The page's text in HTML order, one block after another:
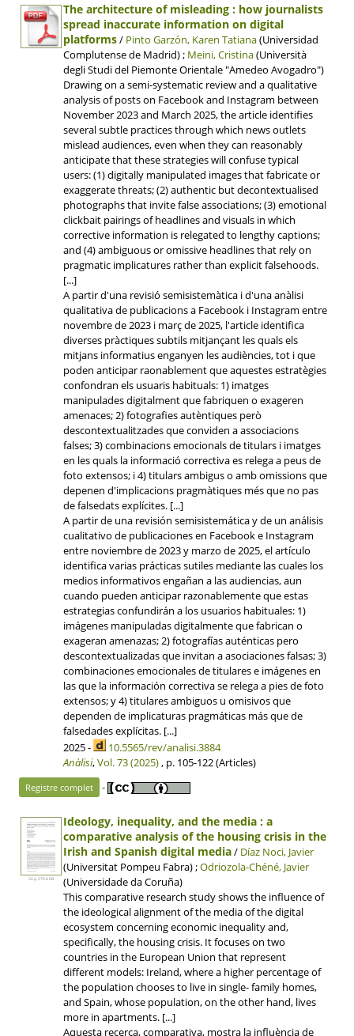
The architecture of misleading : how journalists
spread inaccurate information on digital
platforms/ Pinto Garzón, Karen Tatiana(Universidad
Complutense de Madrid) ; Meini, Cristina(Università
degli Studi del Piemonte Orientale "Amedeo Avogadro")
Drawing on a semi-systematic review and a qualitative
analysis of posts on Facebook and Instagram between
November 2023 and March 2025, the article identifies
several subtle practices through which news outlets
mislead audiences, even when they can reasonably
anticipate that these strategies will confuse typical
users: (1) digitally manipulated images that fabricate or
exaggerate threats; (2) authentic but decontextualised
photographs that invite false associations; (3) emotional
clickbait pairings of headlines and visuals in which
corrective information is relegated to lengthy captions;
and (4) ambiguous or omissive headlines that rely on
pragmatic implicatures rather than explicit falsehoods.
[...]
A partir d'una revisió semisistemàtica i d'una anàlisi
qualitativa de publicacions a Facebook i Instagram entre
novembre de 2023 i març de 2025, l'article identifica
diverses pràctiques subtils mitjançant les quals els
mitjans informatius enganyen les audiències, tot i que
poden anticipar raonablement que aquestes estratègies
confondran els usuaris habituals: 1) imatges
manipulades digitalment que fabriquen o exageren
amenaces; 2) fotografies autèntiques però
descontextualitzades que conviden a associacions
falses; 3) combinacions emocionals de titulars i imatges
en les quals la informació correctiva es relega a peus de
foto extensos; i 4) titulars ambigus o amb omissions que
depenen d'implicacions pragmàtiques més que no pas
de falsedats explícites. [...]
A partir de una revisión semisistemática y de un análisis
cualitativo de publicaciones en Facebook e Instagram
entre noviembre de 2023 y marzo de 2025, el artículo
identifica varias prácticas sutiles mediante las cuales los
medios informativos engañan a las audiencias, aun
cuando pueden anticipar razonablemente que estas
estrategias confundirán a los usuarios habituales: 1)
imágenes manipuladas digitalmente que fabrican o
exageran amenazas; 2) fotografías auténticas pero
descontextualizadas que invitan a asociaciones falsas; 3)
combinaciones emocionales de titulares e imágenes en
las que la información correctiva se relega a pies de foto
extensos; y 4) titulares ambiguos u omisivos que
dependen de implicaturas pragmáticas más que de
falsedades explícitas. [...]
2025 -
10.5565/rev/analisi.3884
Anàlisi,Vol. 73 (2025), p. 105-122 (Articles)
Registre complet -
26 p, 270.4 KB
Ideology, inequality, and the media : a
comparative analysis of the housing crisis in the
Irish and Spanish digital media/ Díaz Noci, Javier
(Universitat Pompeu Fabra) ;Odriozola-Chéné, Javier
(Universidade da Coruña)
This comparative research study shows the influence of
the ideological alignment of the media of the digital
ecosystem concerning economic inequality and,
specifically, the housing crisis. It focuses on two
countries in the European Union that represent
different models: Ireland, where a higher percentage of
the population chooses to live in single- family homes,
and Spain, whose population, on the other hand, lives
more in apartments. [...]
Aquesta recerca, comparativa, mostra la influència de